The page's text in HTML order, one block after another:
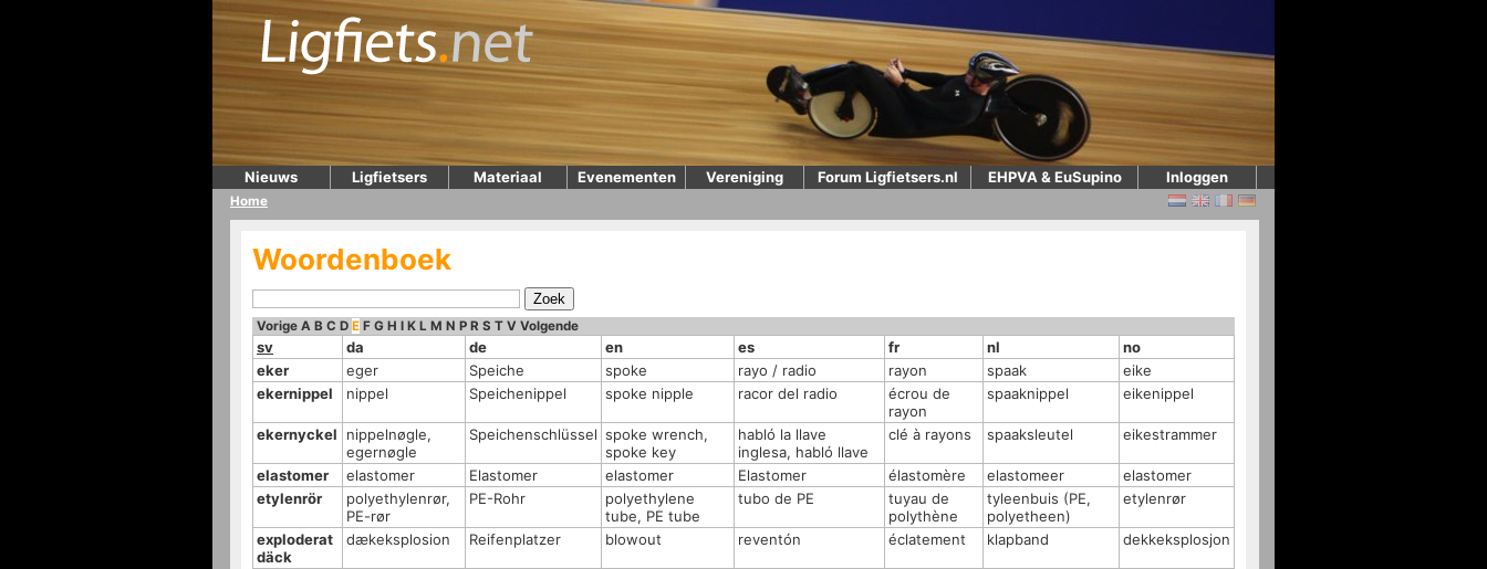
Nieuws Ligfietsers Materiaal Evenementen Vereniging Forum Ligfietsers.nl EHPVA & EuSupino Inloggen
Home
Woordenboek
Vorige A B C D E F G H I K L M N P R S T V Volgende
sv da de en es fr nl
no
eker
eger Speiche spoke rayo / radio rayon spaak
eike
ekernippel
nippel Speichenippel spoke nipple racor del radio
écrou de
rayon
spaaknippel eikenippel
ekernyckel
nippelnøgle,
egernøgle
Speichenschlüssel spoke wrench,
spoke key
habló la llave
inglesa, habló llave
clé à rayons spaaksleutel eikestrammer
elastomer elastomer Elastomer elastomer Elastomer élastomère elastomeer
elastomer
etylenrör
polyethylenrør,
PE-rør
PE-Rohr
polyethylene
tube, PE tube
tubo de PE
tuyau de
polythène
tyleenbuis (PE,
polyetheen)
etylenrør
exploderat
däck
dækeksplosion Reifenplatzer blowout reventón éclatement klapband dekkeksplosjon